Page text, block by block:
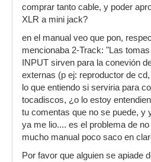
comprar tanto cable, y poder
XLR a mini jack?
en el manual veo que pon,
mencionaba 2-Track: "Las
INPUT sirven para la conevión
externas (p ej: reproductor de
lo que entiendo si serviria para
tocadiscos, ¿o lo estoy
tu comentas que no se puede, y
ya me lio.... es el problema de
mucho manual poco saco en
Por favor que alguien se apiade